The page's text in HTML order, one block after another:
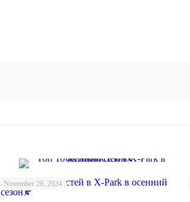
November 28, 2024
Топ 10 активностей в X-Park в осенний
сезон🍂